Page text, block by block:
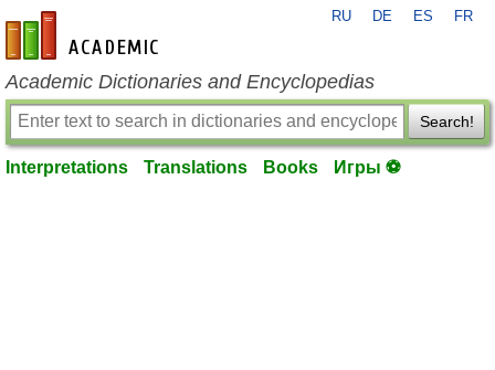
en-academic.com
RU DE ES FR
Academic Dictionaries and Encyclopedias
Search!
Interpretations Translations Books Игры ⚽